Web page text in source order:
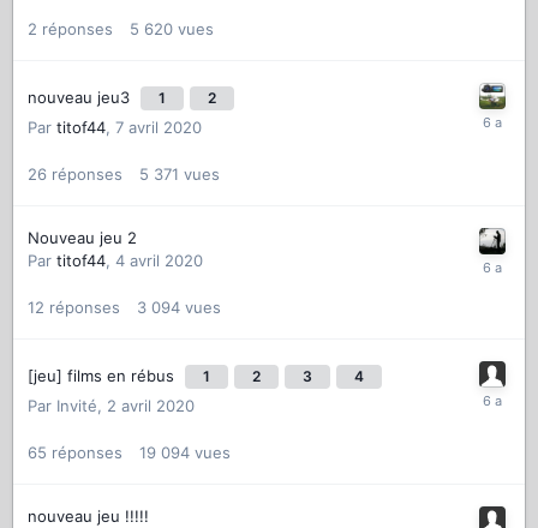
2 réponses 5 620 vues
nouveau jeu3 1 2
Par titof44, 7 avril 2020
26 réponses 5 371 vues
Nouveau jeu 2
Par titof44, 4 avril 2020
12 réponses 3 094 vues
[jeu] films en rébus 1 2 3 4
Par Invité, 2 avril 2020
65 réponses 19 094 vues
nouveau jeu !!!!!